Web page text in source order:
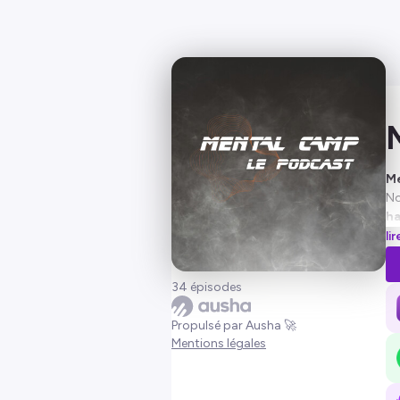
34 épisodes
Propulsé par Ausha 🚀
Mentions légales